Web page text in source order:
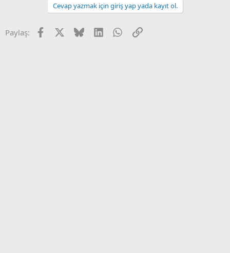
Cevap yazmak için giriş yap yada kayıt ol.
Paylaş: Facebook BlueskyLinkedInWhatsApp
Link